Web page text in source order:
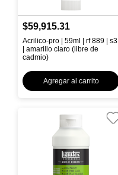
$59,915.31
Acrilico-pro | 59ml | rf 889 | s3
| amarillo claro (libre de
cadmio)
Agregar al carrito